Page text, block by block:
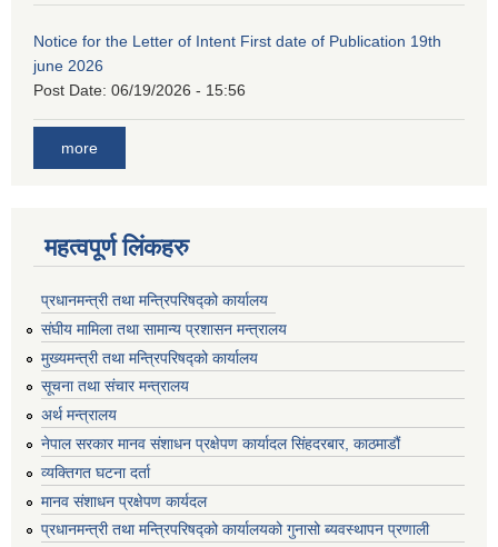
Notice for the Letter of Intent First date of Publication 19th
june 2026
Post Date: 06/19/2026 - 15:56
more
महत्वपूर्ण लिंकहरु
प्रधानमन्त्री तथा मन्त्रिपरिषद्को कार्यालय
संघीय मामिला तथा सामान्य प्रशासन मन्त्रालय
मुख्यमन्त्री तथा मन्त्रिपरिषद्को कार्यालय
सूचना तथा संचार मन्त्रालय
अर्थ मन्त्रालय
नेपाल सरकार मानव संशाधन प्रक्षेपण कार्यादल सिंहदरबार, काठमाडौं
व्यक्तिगत घटना दर्ता
मानव संशाधन प्रक्षेपण कार्यदल
प्रधानमन्त्री तथा मन्त्रिपरिषद्को कार्यालयको गुनासो ब्यवस्थापन प्रणाली